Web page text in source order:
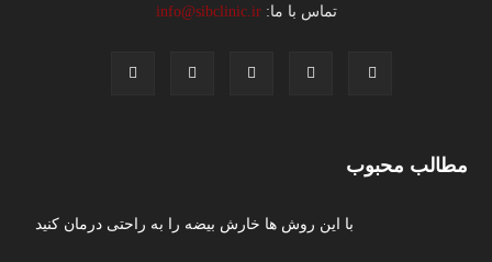
تماس با ما:info@sibclinic.ir
مطالب محبوب
با این روش ها خارش بیضه را به راحتی درمان کنید